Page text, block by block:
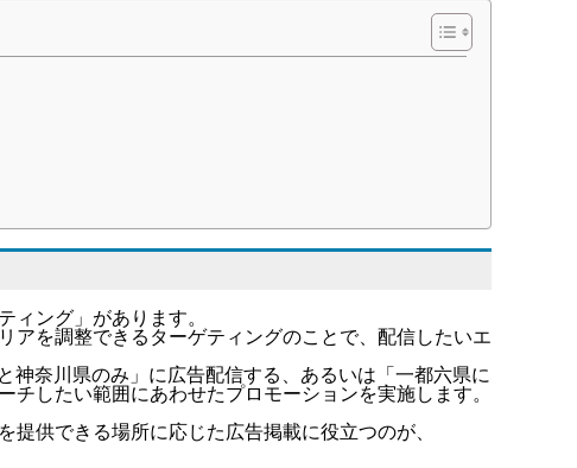
ィング」があります。
アを調整できるターゲティングのことで、配信したいエ
奈川県のみ」に広告配信する、あるいは「一都六県に
したい範囲にあわせたプロモーションを実施します。
供できる場所に応じた広告掲載に役立つのが、